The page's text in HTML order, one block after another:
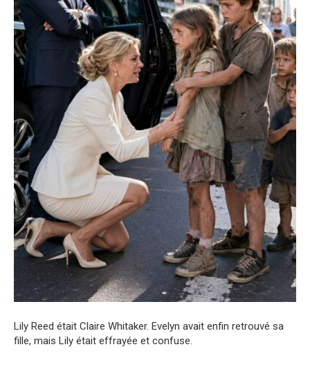
Lily Reed était Claire Whitaker. Evelyn avait enfin retrouvé sa
fille, mais Lily était effrayée et confuse.